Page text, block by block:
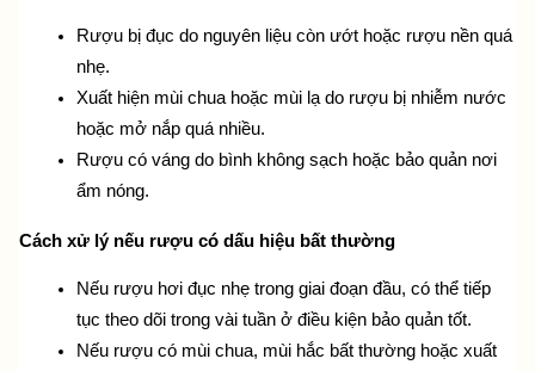
Rượu bị đục do nguyên liệu còn ướt hoặc rượu nền quá
nhẹ.
Xuất hiện mùi chua hoặc mùi lạ do rượu bị nhiễm nước
hoặc mở nắp quá nhiều.
Rượu có váng do bình không sạch hoặc bảo quản nơi
ẩm nóng.
Cách xử lý nếu rượu có dấu hiệu bất thường
Nếu rượu hơi đục nhẹ trong giai đoạn đầu, có thể tiếp
tục theo dõi trong vài tuần ở điều kiện bảo quản tốt.
Nếu rượu có mùi chua, mùi hắc bất thường hoặc xuất